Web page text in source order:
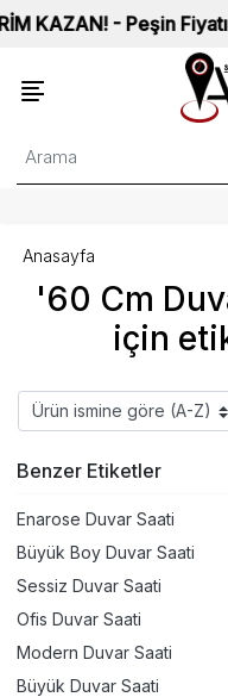
KAZAN! - Peşin
'60 Cm
için
Anasayfa
Benzer Etiketler
Enarose Duvar Saati
Büyük Boy Duvar Saati
Sessiz Duvar Saati
Ofis Duvar Saati
Modern Duvar Saati
Büyük Duvar Saati